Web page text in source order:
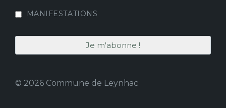
MANIFESTATIONS
© 2026 Commune de Leynhac